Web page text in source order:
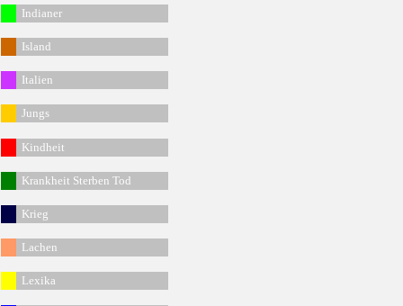
Indianer
Island
Italien
Jungs
Kindheit
Krankheit Sterben Tod
Krieg
Lachen
Lexika